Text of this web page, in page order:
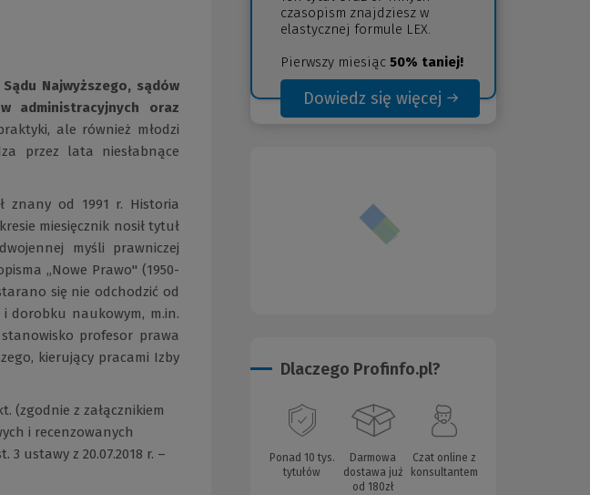
Najwyższego, sądów
administracyjnych oraz
ale również młodzi
przez lata niesłabnące
znany od 1991 r. Historia
miesięcznik nosił tytuł
myśli prawniczej
„Nowe Prawo" (1950-
się nie odchodzić od
dorobku naukowym, m.in.
profesor prawa
kierujący pracami Izby
(zgodnie z załącznikiem
i recenzowanych
ustawy z 20.07.2018 r. –
czasopism znajdziesz w
elastycznej formule LEX.
Pierwszy miesiąc 50% taniej!
Dowiedz się więcej
(Nowe
(Link
Dlaczego Profinfo.pl?
Ponad 10 tys.
tytułów
Darmowa
dostawa już
od 180zł
Czat online z
konsultantem